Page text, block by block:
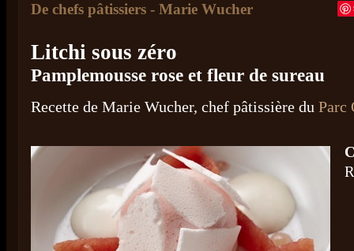
De chefs pâtissiers - Marie Wucher
Litchi sous zéro
Pamplemousse rose et fleur de sureau
Recette de Marie Wucher, chef pâtissière du Parc